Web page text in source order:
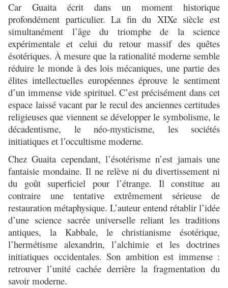
Car Guaita écrit dans un moment historique
profondément particulier. La fin du XIXe siècle est
simultanément l’âge du triomphe de la science
expérimentale et celui du retour massif des quêtes
ésotériques. À mesure que la rationalité moderne semble
réduire le monde à des lois mécaniques, une partie des
élites intellectuelles européennes éprouve le sentiment
d’un immense vide spirituel. C’est précisément dans cet
espace laissé vacant par le recul des anciennes certitudes
religieuses que viennent se développer le symbolisme, le
décadentisme, le néo-mysticisme, les sociétés
initiatiques et l’occultisme moderne.
Chez Guaita cependant, l’ésotérisme n’est jamais une
fantaisie mondaine. Il ne relève ni du divertissement ni
du goût superficiel pour l’étrange. Il constitue au
contraire une tentative extrêmement sérieuse de
restauration métaphysique. L’auteur entend rétablir l’idée
d’une science sacrée universelle reliant les traditions
antiques, la Kabbale, le christianisme ésotérique,
l’hermétisme alexandrin, l’alchimie et les doctrines
initiatiques occidentales. Son ambition est immense :
retrouver l’unité cachée derrière la fragmentation du
savoir moderne.